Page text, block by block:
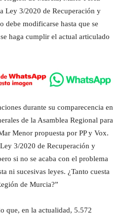
Ley 3/2020 de Recuperación y
debe modificarse hasta que se
haga cumplir el actual articulado
durante su comparecencia en
de la Asamblea Regional para
Menor propuesta por PP y Vox.
3/2020 de Recuperación y
si no se acaba con el problema
ni sucesivas leyes. ¿Tanto cuesta
de Murcia?”
que, en la actualidad, 5.572